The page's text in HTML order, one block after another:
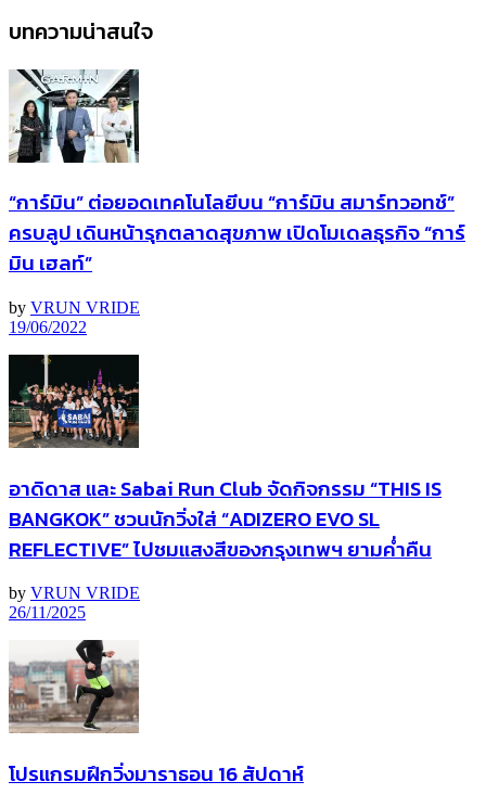
บทความน่าสนใจ
“การ์มิน” ต่อยอดเทคโนโลยีบน “การ์มิน สมาร์ทวอทช์”
ครบลูป เดินหน้ารุกตลาดสุขภาพ เปิดโมเดลธุรกิจ “การ์
มิน เฮลท์”
by VRUN VRIDE
19/06/2022
อาดิดาส และ Sabai Run Club จัดกิจกรรม “THIS IS
BANGKOK” ชวนนักวิ่งใส่ “ADIZERO EVO SL
REFLECTIVE” ไปชมแสงสีของกรุงเทพฯ ยามค่ำคืน
by VRUN VRIDE
26/11/2025
โปรแกรมฝึกวิ่งมาราธอน 16 สัปดาห์